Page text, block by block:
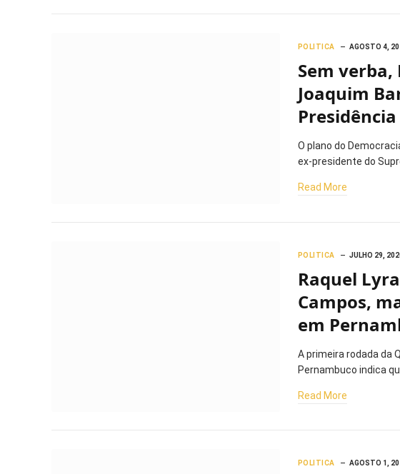
POLITICA AGOSTO 4,
Sem
Joaquim
Presidência
O plano do
ex-presidente do
Read More
POLITICA JULHO 29,
Raquel
Campos,
em
A primeira rodada da
Pernambuco indica
Read More
POLITICA AGOSTO 1,